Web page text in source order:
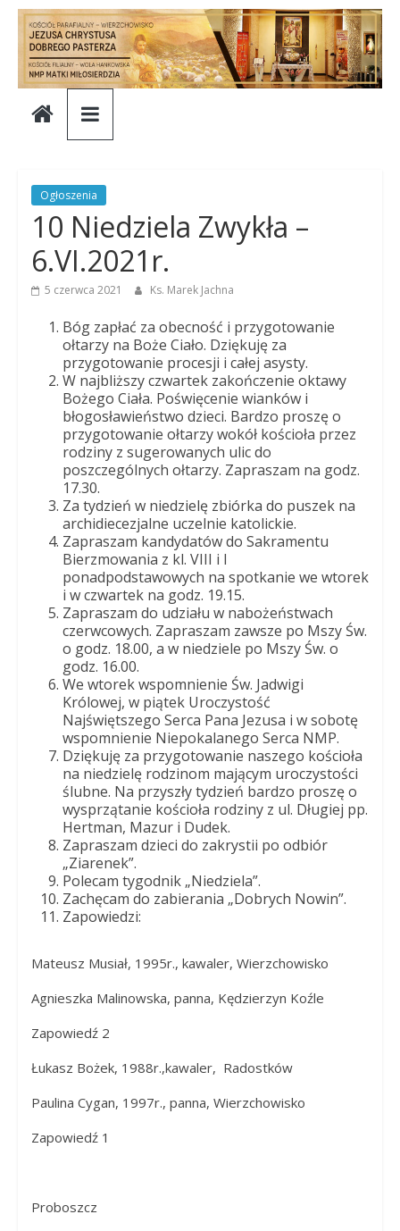
Skip
content
Parafia
Chrystusa
Dobrego
Pasterza
Parafia
Chrystusa
Dobrego
Pasterza
Ogłoszenia
10 Niedziela Zwykła –
6.VI.2021r.
5 czerwca 2021 Ks. Marek Jachna
Bóg zapłać za obecność i przygotowanie
ołtarzy na Boże Ciało. Dziękuję za
przygotowanie procesji i całej asysty.
W najbliższy czwartek zakończenie oktawy
Bożego Ciała. Poświęcenie wianków i
błogosławieństwo dzieci. Bardzo proszę o
przygotowanie ołtarzy wokół kościoła przez
rodziny z sugerowanych ulic do
poszczególnych ołtarzy. Zapraszam na godz.
17.30.
Za tydzień w niedzielę zbiórka do puszek na
archidiecezjalne uczelnie katolickie.
Zapraszam kandydatów do Sakramentu
Bierzmowania z kl. VIII i I
ponadpodstawowych na spotkanie we wtorek
i w czwartek na godz. 19.15.
Zapraszam do udziału w nabożeństwach
czerwcowych. Zapraszam zawsze po Mszy Św.
o godz. 18.00, a w niedziele po Mszy Św. o
godz. 16.00.
We wtorek wspomnienie Św. Jadwigi
Królowej, w piątek Uroczystość
Najświętszego Serca Pana Jezusa i w sobotę
wspomnienie Niepokalanego Serca NMP.
Dziękuję za przygotowanie naszego kościoła
na niedzielę rodzinom mającym uroczystości
ślubne. Na przyszły tydzień bardzo proszę o
wysprzątanie kościoła rodziny z ul. Długiej pp.
Hertman, Mazur i Dudek.
Zapraszam dzieci do zakrystii po odbiór
„Ziarenek”.
Polecam tygodnik „Niedziela”.
Zachęcam do zabierania „Dobrych Nowin”.
Zapowiedzi:
Mateusz Musiał, 1995r., kawaler, Wierzchowisko
Agnieszka Malinowska, panna, Kędzierzyn Koźle
Zapowiedź 2
Łukasz Bożek, 1988r.,kawaler, Radostków
Paulina Cygan, 1997r., panna, Wierzchowisko
Zapowiedź 1
Proboszcz